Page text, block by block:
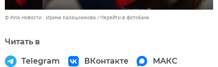
© РИА Новости . Ирина Калашникова Перейти в фотобанк
Читать в
Telegram ВКонтакте МАКС